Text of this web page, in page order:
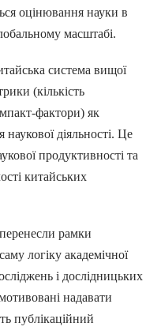
оцінювання науки в
масштабі.
система вищої
(кількість
фактори) як
діяльності. Це
продуктивності та
китайських
рамки
логіку академічної
і дослідницьких
надавати
публікаційний